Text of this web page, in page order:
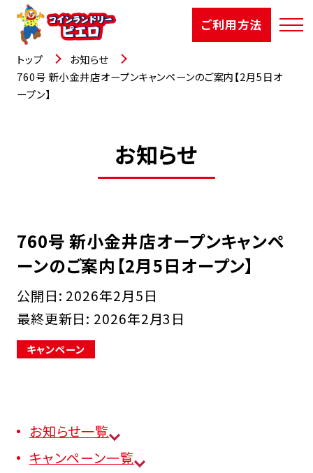
ご利用方法
選ばれる理由
お知らせ
お役立コラム
よくあるご質問
トップ
お知らせ
760号 新小金井店オープンキャンペーンのご案内【2月5日オ
ープン】
お知らせ
760号 新小金井店オープンキャンペ
ーンのご案内【2月5日オープン】
公開日: 2026年2月5日
最終更新日: 2026年2月3日
キャンペーン
お知らせ一覧
キャンペーン一覧